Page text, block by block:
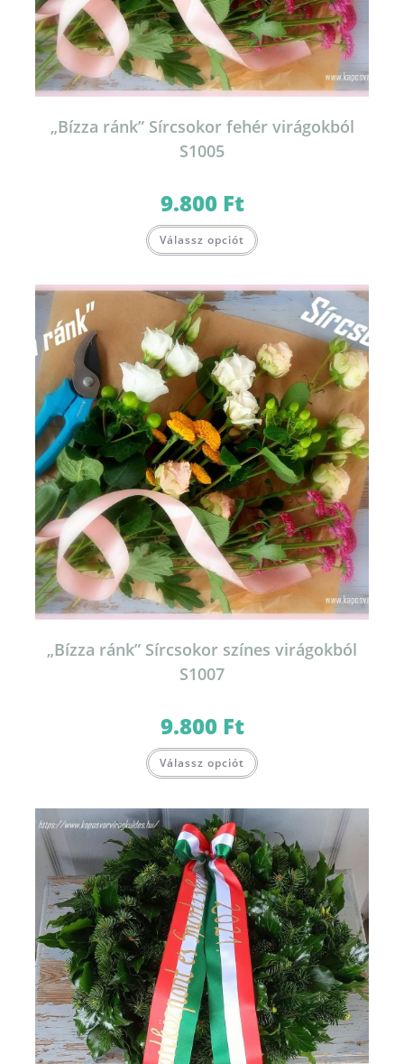
„Bízza ránk” Sírcsokor fehér virágokból
S1005
9.800 Ft
Válassz opciót
„Bízza ránk” Sírcsokor színes virágokból
S1007
9.800 Ft
Válassz opciót